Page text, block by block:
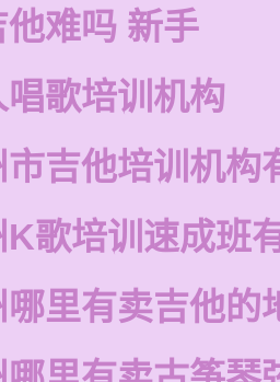
他难吗 新手
唱歌培训机构
吉他培训机构
K歌培训速成班
里有卖吉他的